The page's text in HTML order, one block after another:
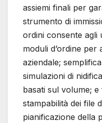
assiemi finali per
strumento di
ordini consente agli
moduli d’ordine per
aziendale;
simulazioni di
basati sul volume;
stampabilità dei file
pianificazione della